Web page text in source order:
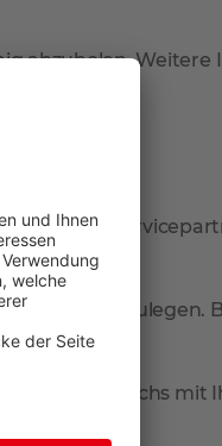
abzuholen. Weitere
durch
festzulegen.
Zustellversuchs mit